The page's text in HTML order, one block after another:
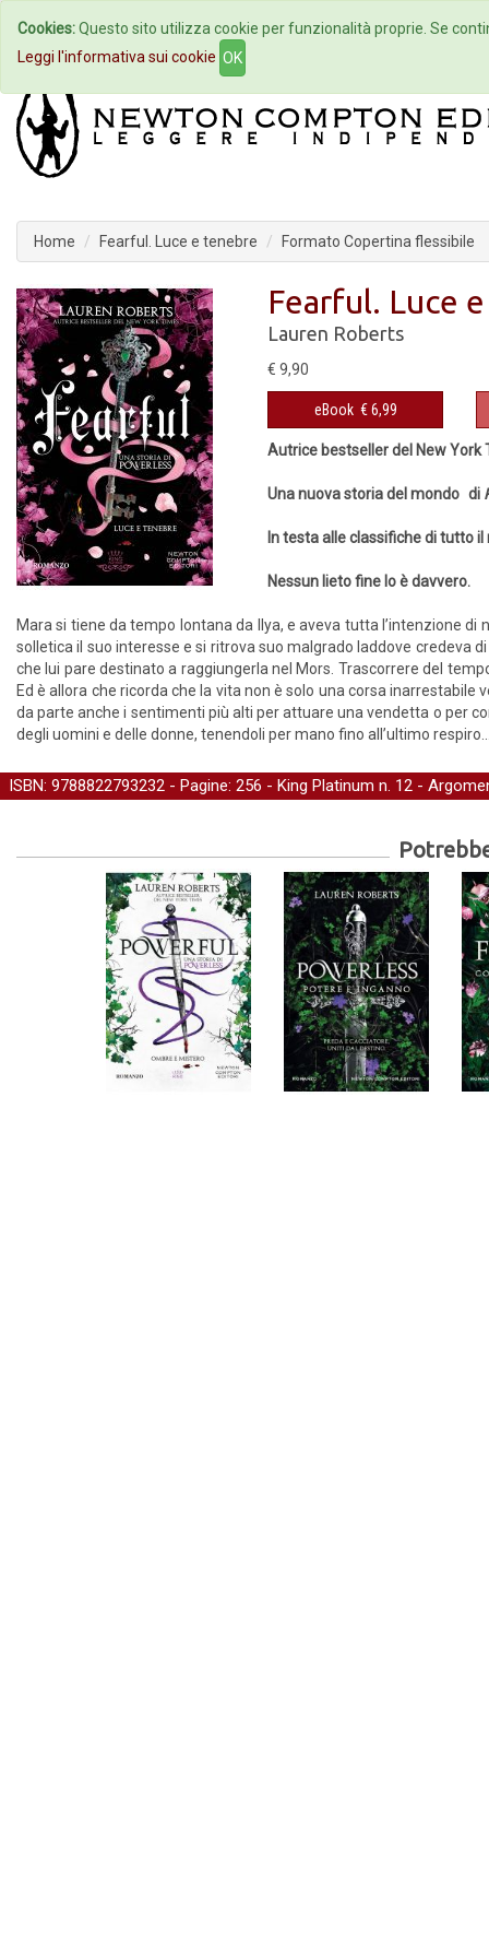
Home Autori Eventi
Home Fearful. Luce e tenebre Formato Copertina flessibile
Fearful. Luce
Lauren Roberts
€ 9,90
eBook € 6,99
Autrice bestseller del New York
Una nuova storia del mondo di
In testa alle classifiche di tutto il
Nessun lieto fine lo è davvero.
Mara si tiene da tempo lontana da Ilya, e aveva tutta l’intenzione
solletica il suo interesse e si ritrova suo malgrado laddove credeva
che lui pare destinato a raggiungerla nel Mors. Trascorrere del
Ed è allora che ricorda che la vita non è solo una corsa
da parte anche i sentimenti più alti per attuare una vendetta o per
degli uomini e delle donne, tenendoli per mano fino all’ultimo
ISBN: 9788822793232 - Pagine: 256 - King Platinum n. 12 -
Cookies:Questo sito utilizza cookie per funzionalità proprie. Se
Leggi l'informativa sui cookie OK